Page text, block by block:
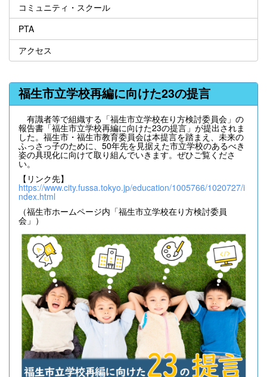
コミュニティ・スクール
PTA
アクセス
福生市立学校再編に向けた23の提言
有識者等で組織する「福生市立学校在り方検討委員会」の
報告書「福生市立学校再編に向けた23の提言」が提出されま
した。福生市・福生市教育委員会は本提言を踏まえ、未来の
ふっさっ子のために、50年先を見据えた市立学校のあるべき
姿の具現化に向けて取り組んでいきます。ぜひご覧くださ
い。
【リンク先】
https://www.city.fussa.tokyo.jp/education/1005766/1020727/i
ndex.html
（福生市ホームページ内「福生市立学校在り方検討委員
会」）